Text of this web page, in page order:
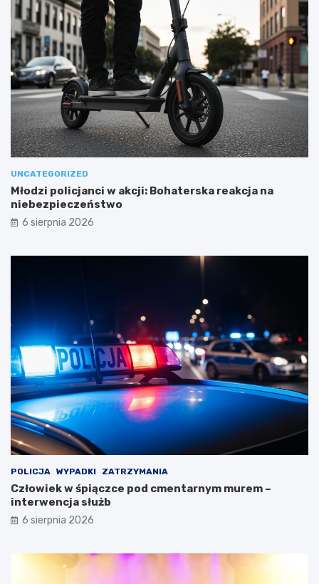
UNCATEGORIZED
Młodzi policjanci w akcji: Bohaterska reakcja na
niebezpieczeństwo
6 sierpnia 2026
POLICJA WYPADKI ZATRZYMANIA
Człowiek w śpiączce pod cmentarnym murem –
interwencja służb
6 sierpnia 2026